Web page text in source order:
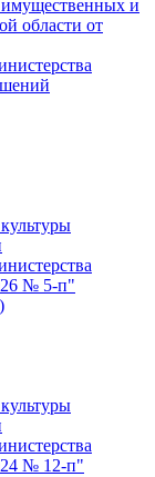
и
области от
№ 5-п"
№ 12-п"